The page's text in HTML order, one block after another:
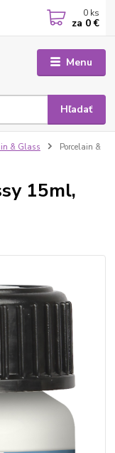
Menu
Hľadať
0 ks
za 0 €
& Glass
Porcelain &
15ml,